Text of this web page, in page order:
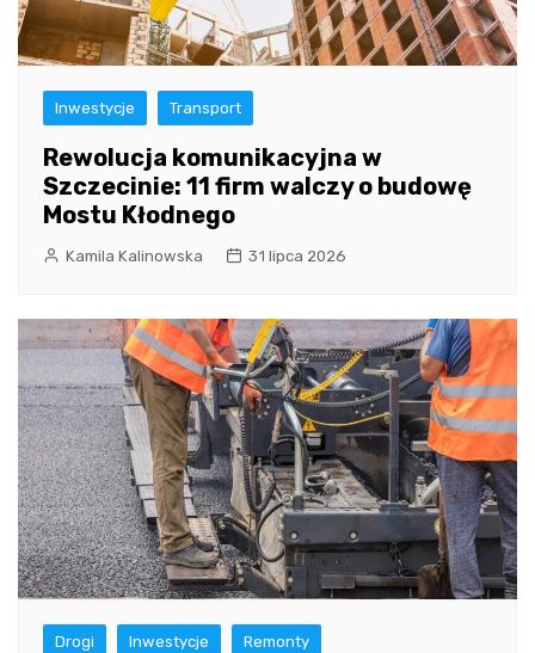
Inwestycje Transport
Rewolucja komunikacyjna w
Szczecinie: 11 firm walczy o budowę
Mostu Kłodnego
Kamila Kalinowska 31 lipca 2026
Drogi Inwestycje Remonty